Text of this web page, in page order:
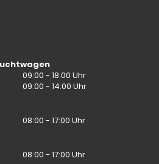
09:00 - 18:00 Uhr
09:00 - 14:00 Uhr
08:00 - 17:00 Uhr
08:00 - 17:00 Uhr